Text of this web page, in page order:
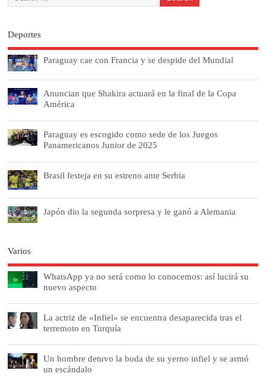
Deportes
Paraguay cae con Francia y se despide del Mundial
Anuncian que Shakira actuará en la final de la Copa
América
Paraguay es escogido como sede de los Juegos
Panamericanos Junior de 2025
Brasil festeja en su estreno ante Serbia
Japón dio la segunda sorpresa y le ganó a Alemania
Varios
WhatsApp ya no será como lo conocemos: así lucirá su
nuevo aspecto
La actriz de «Infiel» se encuentra desaparecida tras el
terremoto en Turquía
Un hombre detuvo la boda de su yerno infiel y se armó
un escándalo